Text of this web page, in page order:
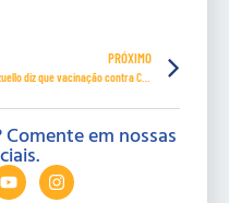
PRÓXIMO
Pazuello diz que vacinação contra Covid-19 pode começar em dezembro ou janeiro
em nossas